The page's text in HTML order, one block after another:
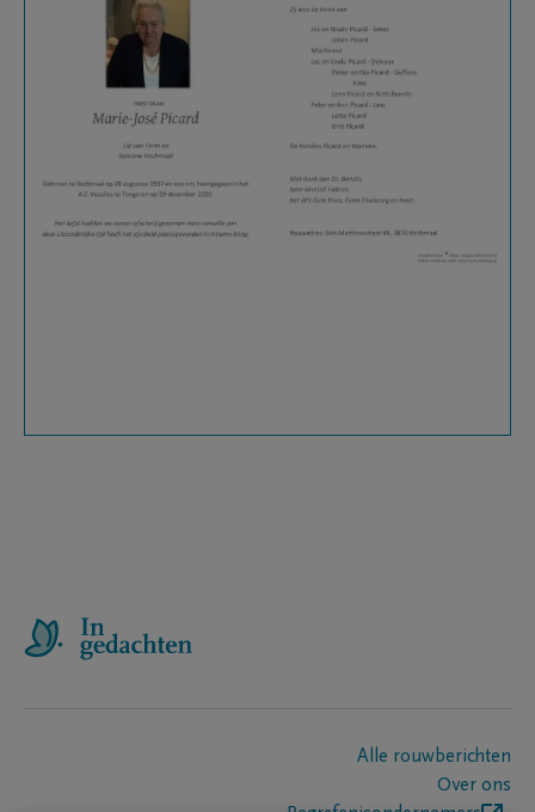
Alle rouwberichten
Over ons